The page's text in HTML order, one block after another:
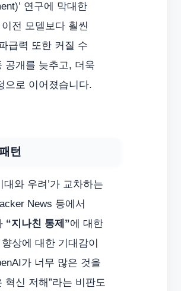
연구에 막대한
전 모델보다 훨씬
급력 또한 커질 수
공개를 늦추고, 더욱
으로 이어졌습니다.
턴
와 우려’가 교차하는
News 등에서
“지나친 통제”에 대한
상에 대한 기대감이
가 너무 많은 것을
혁신 저해”라는 비판도